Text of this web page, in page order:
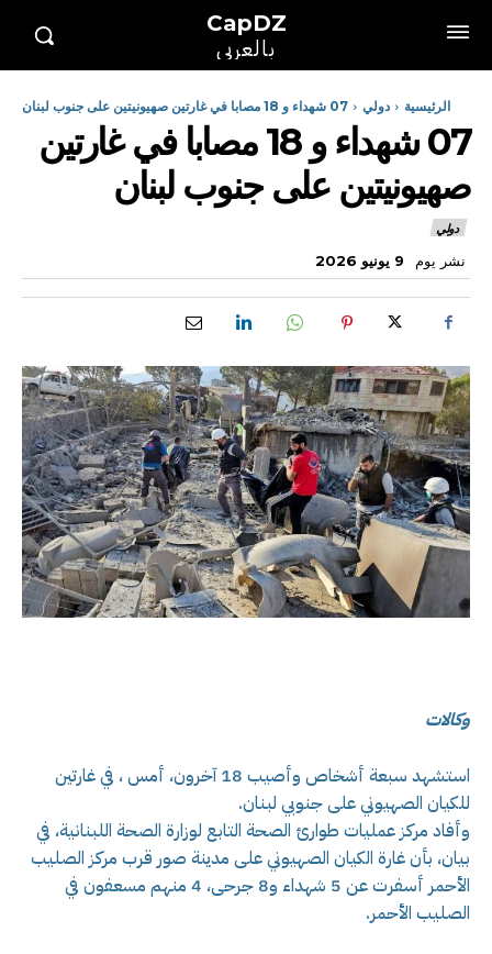
CapDZ
بالعربي
الرئيسية دولي 07 شهداء و 18 مصابا في غارتين صهيونيتين على جنوب لبنان
07 شهداء و 18 مصابا في غارتين
صهيونيتين على جنوب لبنان
دولي
نشر يوم 9 يونيو 2026
وكالات
استشهد سبعة أشخاص وأصيب 18 آخرون، أمس ، في غارتين
للكيان الصهيوني على جنوبي لبنان.
وأفاد مركز عمليات طوارئ الصحة التابع لوزارة الصحة اللبنانية، في
بيان، بأن غارة الكيان الصهيوني على مدينة صور قرب مركز الصليب
الأحمر أسفرت عن 5 شهداء و8 جرحى، 4 منهم مسعفون في
الصليب الأحمر.